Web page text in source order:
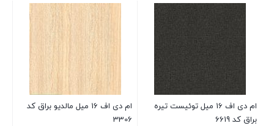
ام دی اف 16 میل توئیست تیره
براق کد 6619
ام دی اف 16 میل مالدیو براق کد
3306